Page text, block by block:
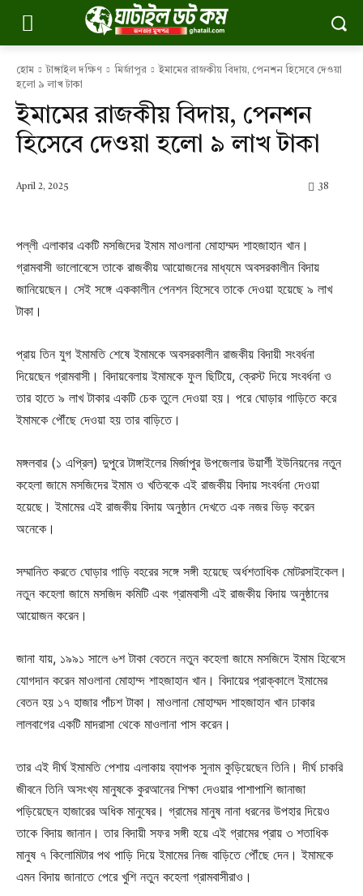
হোম টাঙ্গাইল দক্ষিণ মির্জাপুর
ইমামের রাজকীয় বিদায়, পেনশন হিসেবে দেওয়া
হলো ৯ লাখ টাকা
ইমামের রাজকীয় বিদায়, পেনশন
হিসেবে দেওয়া হলো ৯ লাখ টাকা
April 2, 2025 38
পল্লী এলাকার একটি মসজিদের ইমাম মাওলানা মোহাম্মদ শাহজাহান খান।
গ্রামবাসী ভালোবেসে তাকে রাজকীয় আয়োজনের মাধ্যমে অবসরকালীন বিদায়
জানিয়েছেন। সেই সঙ্গে এককালীন পেনশন হিসেবে তাকে দেওয়া হয়েছে ৯ লাখ
টাকা।
প্রায় তিন যুগ ইমামতি শেষে ইমামকে অবসরকালীন রাজকীয় বিদায়ী সংবর্ধনা
দিয়েছেন গ্রামবাসী। বিদায়বেলায় ইমামকে ফুল ছিটিয়ে, ক্রেস্ট দিয়ে সংবর্ধনা ও
তার হাতে ৯ লাখ টাকার একটি চেক তুলে দেওয়া হয়। পরে ঘোড়ার গাড়িতে করে
ইমামকে পৌঁছে দেওয়া হয় তার বাড়িতে।
মঙ্গলবার (১ এপ্রিল) দুপুরে টাঙ্গাইলের মির্জাপুর উপজেলার উয়ার্শী ইউনিয়নের নতুন
কহেলা জামে মসজিদের ইমাম ও খতিবকে এই রাজকীয় বিদায় সংবর্ধনা দেওয়া
হয়েছে। ইমামের এই রাজকীয় বিদায় অনুষ্ঠান দেখতে এক নজর ভিড় করেন
অনেকে।
সম্মানিত করতে ঘোড়ার গাড়ি বহরের সঙ্গে সঙ্গী হয়েছে অর্ধশতাধিক মোটরসাইকেল।
নতুন কহেলা জামে মসজিদ কমিটি এবং গ্রামবাসী এই রাজকীয় বিদায় অনুষ্ঠানের
আয়োজন করেন।
জানা যায়, ১৯৯১ সালে ৬শ টাকা বেতনে নতুন কহেলা জামে মসজিদে ইমাম হিবেসে
যোগদান করেন মাওলানা মোহাম্দ শাহজাহান খান। বিদায়ের প্রাক্কালে ইমামের
বেতন হয় ১৭ হাজার পাঁচশ টাকা। মাওলানা মোহাম্মদ শাহজাহান খান ঢাকার
লালবাগের একটি মাদরাসা থেকে মাওলানা পাস করেন।
তার এই দীর্ঘ ইমামতি পেশায় এলাকায় ব্যাপক সুনাম কুড়িয়েছেন তিনি। দীর্ঘ চাকরি
জীবনে তিনি অসংখ্য মানুষকে কুরআনের শিক্ষা দেওয়ার পাশাপাশি জানাজা
পড়িয়েছেন হাজারের অধিক মানুষের। গ্রামের মানুষ নানা ধরনের উপহার দিয়েও
তাকে বিদায় জানান। তার বিদায়ী সফর সঙ্গী হয়ে এই গ্রামের প্রায় ৩ শতাধিক
মানুষ ৭ কিলোমিটার পথ পাড়ি দিয়ে ইমামের নিজ বাড়িতে পৌঁছে দেন। ইমামকে
এমন বিদায় জানাতে পেরে খুশি নতুন কহেলা গ্রামবাসীরাও।